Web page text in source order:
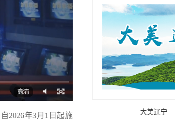
2026年3月1日起施
大美辽宁